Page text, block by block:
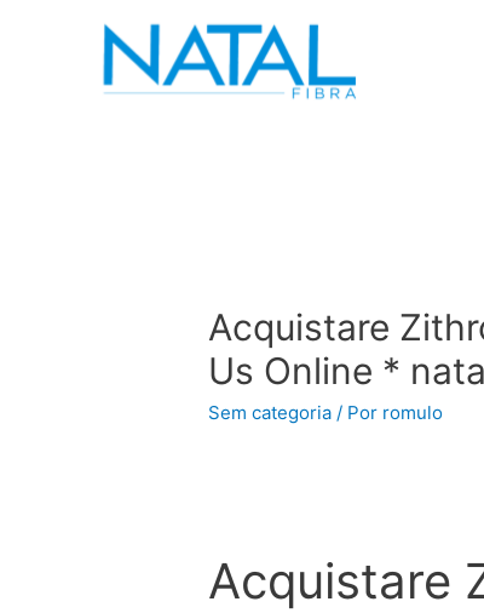
Acquistare
Us Online *
Sem categoria / Por romulo
Acquistare